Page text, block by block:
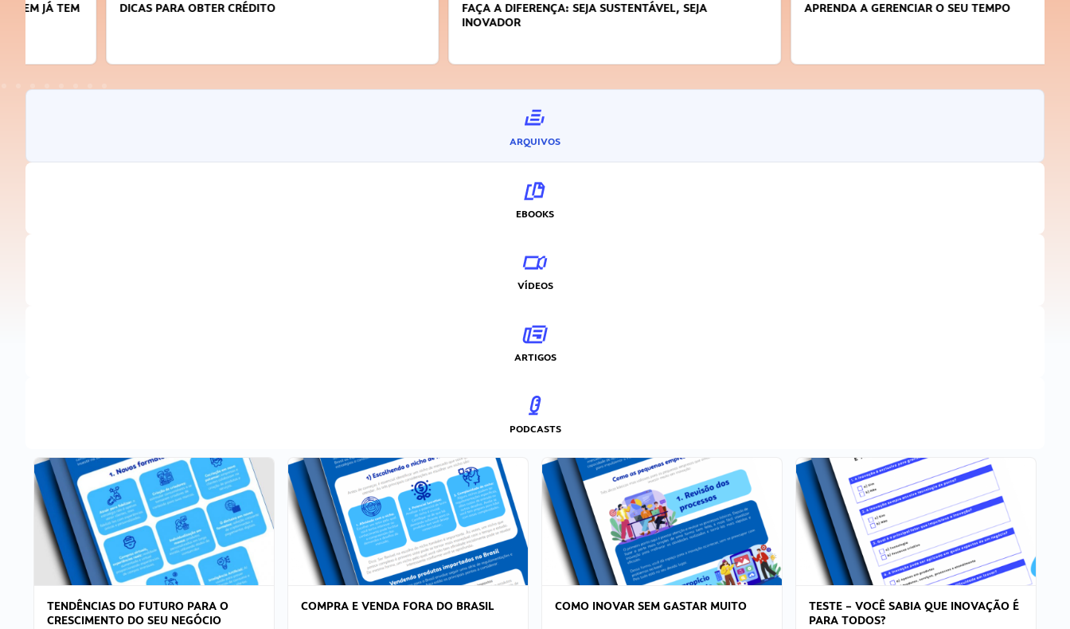
DICAS PARA OBTER CRÉDITO
FAÇA A DIFERENÇA: SEJA SUSTENTÁVEL, SEJA
APRENDA A GERENCIAR O SEU TEMPO
ARQUIVOS
EBOOKS
VÍDEOS
ARTIGOS
PODCASTS
TENDÊNCIAS DO FUTURO PARA O
CRESCIMENTO DO SEU NEGÓCIO
COMPRA E VENDA FORA DO BRASIL COMO INOVAR SEM GASTAR MUITO
TESTE – VOCÊ SABIA QUE INOVAÇÃO É
PARA TODOS?